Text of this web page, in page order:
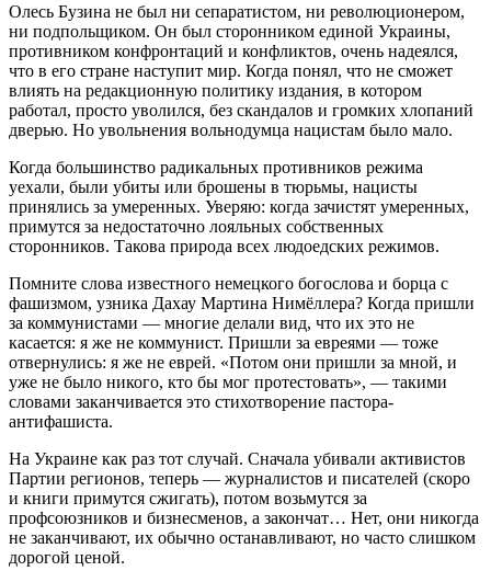
Олесь Бузина не был ни сепаратистом, ни революционером,
ни подпольщиком. Он был сторонником единой Украины,
противником конфронтаций и конфликтов, очень надеялся,
что в его стране наступит мир. Когда понял, что не сможет
влиять на редакционную политику издания, в котором
работал, просто уволился, без скандалов и громких хлопаний
дверью. Но увольнения вольнодумца нацистам было мало.
Когда большинство радикальных противников режима
уехали, были убиты или брошены в тюрьмы, нацисты
принялись за умеренных. Уверяю: когда зачистят умеренных,
примутся за недостаточно лояльных собственных
сторонников. Такова природа всех людоедских режимов.
Помните слова известного немецкого богослова и борца с
фашизмом, узника Дахау Мартина Нимёллера? Когда пришли
за коммунистами — многие делали вид, что их это не
касается: я же не коммунист. Пришли за евреями — тоже
отвернулись: я же не еврей. «Потом они пришли за мной, и
уже не было никого, кто бы мог протестовать», — такими
словами заканчивается это стихотворение пастора-
антифашиста.
На Украине как раз тот случай. Сначала убивали активистов
Партии регионов, теперь — журналистов и писателей (скоро
и книги примутся сжигать), потом возьмутся за
профсоюзников и бизнесменов, а закончат… Нет, они никогда
не заканчивают, их обычно останавливают, но часто слишком
дорогой ценой.